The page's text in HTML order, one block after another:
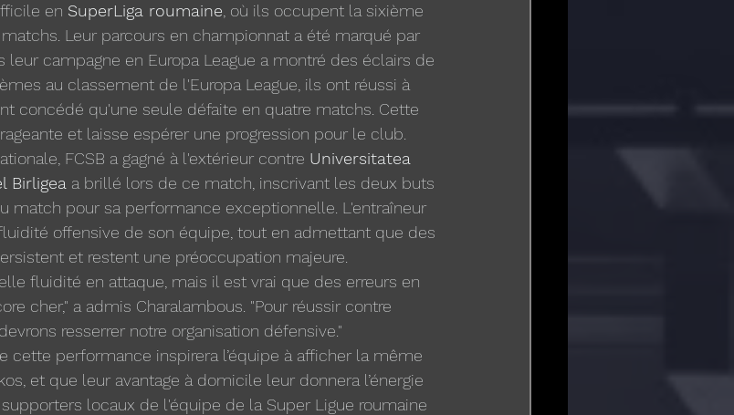
en SuperLiga roumaine , où ils occupent la sixième
Leur parcours en championnat a été marqué par
leur campagne en Europa League a montré des éclairs de
au classement de l'Europa League, ils ont réussi à
concédé qu'une seule défaite en quatre matchs. Cette
et laisse espérer une progression pour le club.
FCSB a gagné à l'extérieur contre Universitatea
Birligea a brillé lors de ce match, inscrivant les deux buts
match pour sa performance exceptionnelle. L'entraîneur
offensive de son équipe, tout en admettant que des
et restent une préoccupation majeure.
fluidité en attaque, mais il est vrai que des erreurs en
cher," a admis Charalambous. "Pour réussir contre
resserrer notre organisation défensive."
cette performance inspirera l’équipe à afficher la même
et que leur avantage à domicile leur donnera l’énergie
locaux de l'équipe de la Super Ligue roumaine